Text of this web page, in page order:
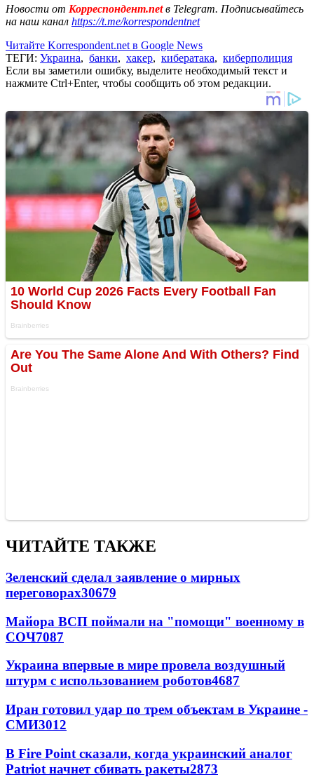
Новости от Корреспондент.netв Telegram. Подписывайтесь
на наш канал https://t.me/korrespondentnet
Читайте Korrespondent.net в Google News
ТЕГИ: Украина, банки, хакер, кибератака, киберполиция
Если вы заметили ошибку, выделите необходимый текст и
нажмите Ctrl+Enter, чтобы сообщить об этом редакции.
ЧИТАЙТЕ ТАКЖЕ
Зеленский сделал заявление о мирных
переговорах30679
Майора ВСП поймали на "помощи" военному в
СОЧ7087
Украина впервые в мире провела воздушный
штурм с использованием роботов4687
Иран готовил удар по трем объектам в Украине -
СМИ3012
В Fire Point сказали, когда украинский аналог
Patriot начнет сбивать ракеты2873